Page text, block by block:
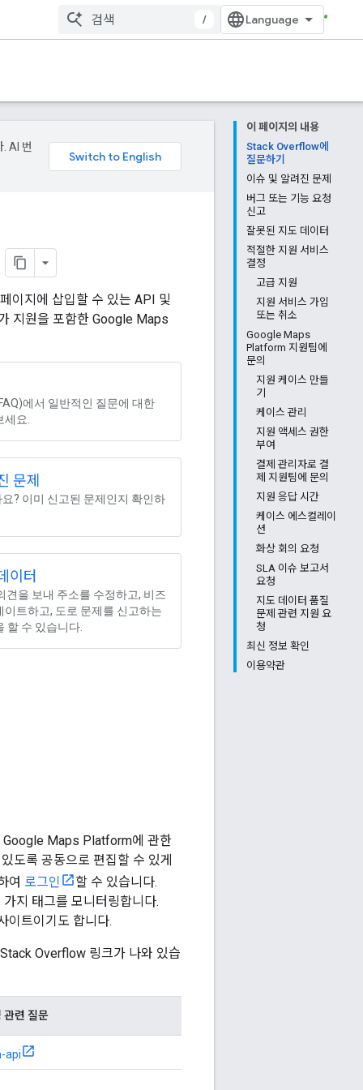
/
이 페이지의 내용
Stack Overflow에
질문하기
이슈 및 알려진 문제
버그 또는 기능 요청
신고
잘못된 지도 데이터
적절한 지원 서비스
결정
고급 지원
지원 서비스 가입
또는 취소
Google Maps
Platform 지원팀에
문의
지원 케이스 만들
기
케이스 관리
지원 액세스 권한
부여
결제 관리자로 결
제 지원팀에 문의
지원 응답 시간
케이스 에스컬레이
션
화상 회의 요청
SLA 이슈 보고서
요청
지도 데이터 품질
문제 관련 지원 요
청
최신 정보 확인
이용약관
AI 번
이지에 삽입할 수 있는 API 및
지원을 포함한 Google Maps
에서 일반적인 질문에 대한
요.
문제
? 이미 신고된 문제인지 확인하
이터
견을 보내 주소를 수정하고, 비즈
이트하고, 도로 문제를 신고하는
할 수 있습니다.
Google Maps Platform에 관한
도록 공동으로 편집할 수 있게
여 로그인
할 수 있습니다.
지 태그를 모니터링합니다.
이트이기도 합니다.
Overflow 링크가 나와 있습
련 질문
api